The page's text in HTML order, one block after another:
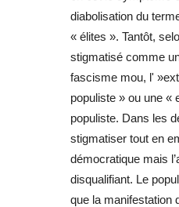
diabolisation du
« élites ». Tantôt,
stigmatisé comme
fascisme mou, l'
populiste » ou une «
populiste. Dans les
stigmatiser tout en
démocratique mais
disqualifiant. Le
que la manifestation